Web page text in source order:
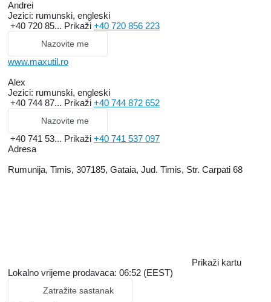
Andrei
Jezici: rumunski, engleski
+40 720 85... Prikaži +40 720 856 223
Nazovite me
www.maxutil.ro
Alex
Jezici: rumunski, engleski
+40 744 87... Prikaži +40 744 872 652
Nazovite me
+40 741 53... Prikaži +40 741 537 097
Adresa
Rumunija, Timis, 307185, Gataia, Jud. Timis, Str. Carpati 68
Prikaži kartu
Lokalno vrijeme prodavaca: 06:52 (EEST)
Zatražite sastanak